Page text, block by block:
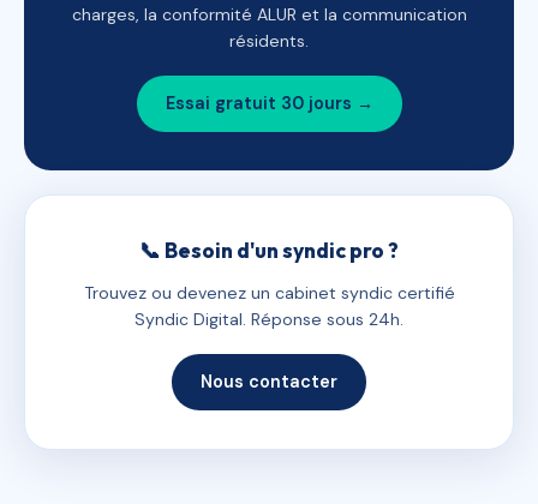
charges, la conformité ALUR et la communication
résidents.
Essai gratuit 30 jours →
📞 Besoin d'un syndic pro ?
Trouvez ou devenez un cabinet syndic certifié
Syndic Digital. Réponse sous 24h.
Nous contacter